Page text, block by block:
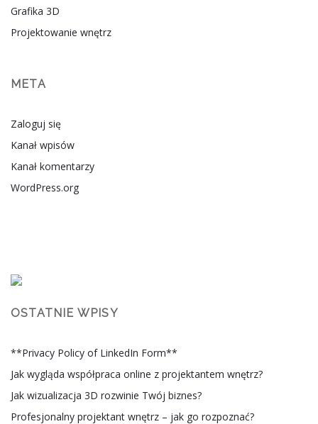
Grafika 3D
Projektowanie wnętrz
META
Zaloguj się
Kanał wpisów
Kanał komentarzy
WordPress.org
OSTATNIE WPISY
**Privacy Policy of LinkedIn Form**
Jak wygląda współpraca online z projektantem wnętrz?
Jak wizualizacja 3D rozwinie Twój biznes?
Profesjonalny projektant wnętrz – jak go rozpoznać?